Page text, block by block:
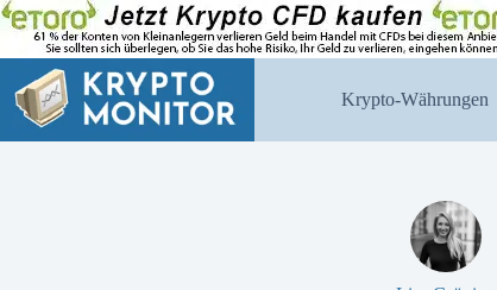
Zum
Inhalt
springen
Krypto-Währungen